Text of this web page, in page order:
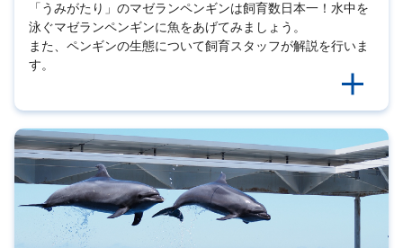
「うみがたり」のマゼランペンギンは飼育数日本一！水中を
泳ぐマゼランペンギンに魚をあげてみましょう。
また、ペンギンの生態について飼育スタッフが解説を行いま
す。